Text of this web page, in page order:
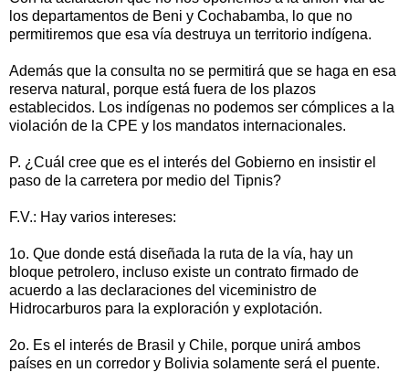
los departamentos de Beni y Cochabamba, lo que no
permitiremos que esa vía destruya un territorio indígena.
Además que la consulta no se permitirá que se haga en esa
reserva natural, porque está fuera de los plazos
establecidos. Los indígenas no podemos ser cómplices a la
violación de la CPE y los mandatos internacionales.
P. ¿Cuál cree que es el interés del Gobierno en insistir el
paso de la carretera por medio del Tipnis?
F.V.: Hay varios intereses:
1o. Que donde está diseñada la ruta de la vía, hay un
bloque petrolero, incluso existe un contrato firmado de
acuerdo a las declaraciones del viceministro de
Hidrocarburos para la exploración y explotación.
2o. Es el interés de Brasil y Chile, porque unirá ambos
países en un corredor y Bolivia solamente será el puente.